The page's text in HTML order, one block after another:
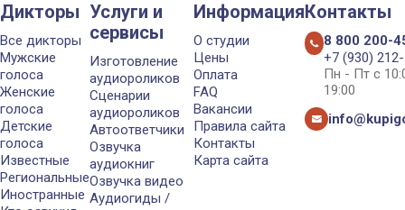
Дикторы
Все дикторы
Мужские
голоса
Женские
голоса
Детские
голоса
Известные
Региональные
Иностранные
Услуги и
сервисы
Изготовление
аудиороликов
Сценарии
аудиороликов
Автоответчики
Озвучка
аудиокниг
Озвучка видео
Аудиогиды /
Информация
О студии
Цены
Оплата
FAQ
Вакансии
Правила сайта
Контакты
Карта сайта
Контакты
8 800 200-
+7 (930)
Пн - Пт с
19:00